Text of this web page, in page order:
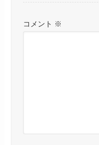
コメント ※